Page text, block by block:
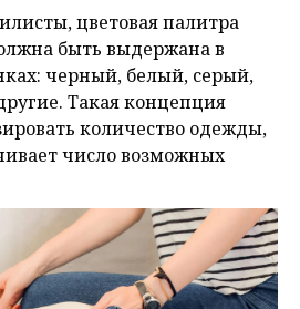
цветовая палитра
быть выдержана в
черный, белый, серый,
Такая концепция
количество одежды,
число возможных